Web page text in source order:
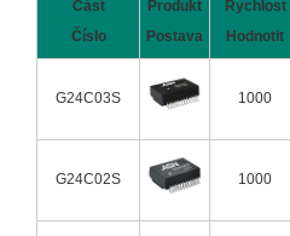
Část
Číslo
Produkt
Postava
Rychlost
Hodnotit
G24C03S 1000
G24C02S 1000